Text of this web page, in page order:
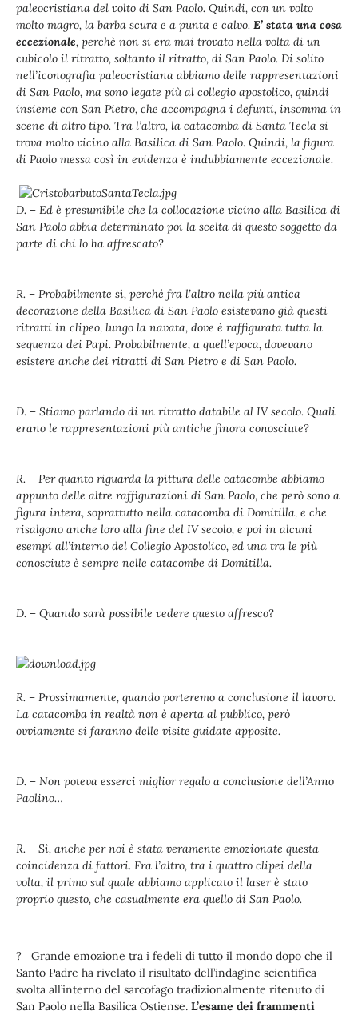
paleocristiana del volto di San Paolo. Quindi, con un volto
molto magro, la barba scura e a punta e calvo. E’ stata una cosa
eccezionale, perchè non si era mai trovato nella volta di un
cubicolo il ritratto, soltanto il ritratto, di San Paolo. Di solito
nell’iconografia paleocristiana abbiamo delle rappresentazioni
di San Paolo, ma sono legate più al collegio apostolico, quindi
insieme con San Pietro, che accompagna i defunti, insomma in
scene di altro tipo. Tra l’altro, la catacomba di Santa Tecla si
trova molto vicino alla Basilica di San Paolo. Quindi, la figura
di Paolo messa così in evidenza è indubbiamente eccezionale.
D. – Ed è presumibile che la collocazione vicino alla Basilica di
San Paolo abbia determinato poi la scelta di questo soggetto da
parte di chi lo ha affrescato?
R. – Probabilmente sì, perché fra l’altro nella più antica
decorazione della Basilica di San Paolo esistevano già questi
ritratti in clipeo, lungo la navata, dove è raffigurata tutta la
sequenza dei Papi. Probabilmente, a quell’epoca, dovevano
esistere anche dei ritratti di San Pietro e di San Paolo.
D. – Stiamo parlando di un ritratto databile al IV secolo. Quali
erano le rappresentazioni più antiche finora conosciute?
R. – Per quanto riguarda la pittura delle catacombe abbiamo
appunto delle altre raffigurazioni di San Paolo, che però sono a
figura intera, soprattutto nella catacomba di Domitilla, e che
risalgono anche loro alla fine del IV secolo, e poi in alcuni
esempi all’interno del Collegio Apostolico, ed una tra le più
conosciute è sempre nelle catacombe di Domitilla.
D. – Quando sarà possibile vedere questo affresco?
R. – Prossimamente, quando porteremo a conclusione il lavoro.
La catacomba in realtà non è aperta al pubblico, però
ovviamente si faranno delle visite guidate apposite.
D. – Non poteva esserci miglior regalo a conclusione dell’Anno
Paolino…
R. – Sì, anche per noi è stata veramente emozionate questa
coincidenza di fattori. Fra l’altro, tra i quattro clipei della
volta, il primo sul quale abbiamo applicato il laser è stato
proprio questo, che casualmente era quello di San Paolo.
? Grande emozione tra i fedeli di tutto il mondo dopo che il
Santo Padre ha rivelato il risultato dell’indagine scientifica
svolta all’interno del sarcofago tradizionalmente ritenuto di
San Paolo nella Basilica Ostiense. L’esame dei frammenti